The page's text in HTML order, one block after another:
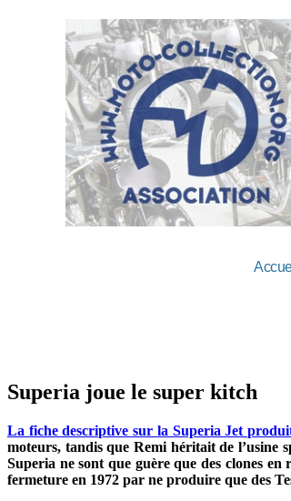
Superia joue le super kitch
La fiche descriptive sur la Superia Jet
moteurs, tandis que Remi héritait de l’usine
Superia ne sont que guère que des clones
fermeture en 1972 par ne produire que des